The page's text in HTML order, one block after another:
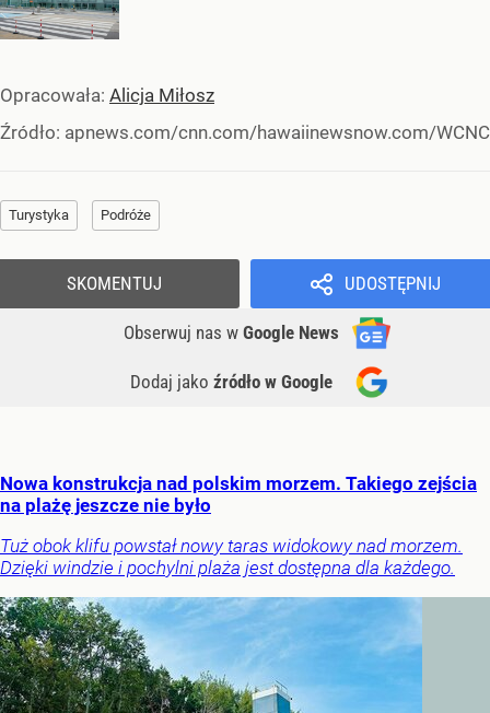
Opracowała: Alicja Miłosz
Źródło: apnews.com/cnn.com/hawaiinewsnow.com/WCNC
Turystyka Podróże
UDOSTĘPNIJ
Obserwuj nas w Google News
Dodaj jako źródło w Google
SKOMENTUJ
Nowa konstrukcja nad polskim morzem. Takiego zejścia
na plażę jeszcze nie było
Tuż obok klifu powstał nowy taras widokowy nad morzem.
Dzięki windzie i pochylni plaża jest dostępna dla każdego.